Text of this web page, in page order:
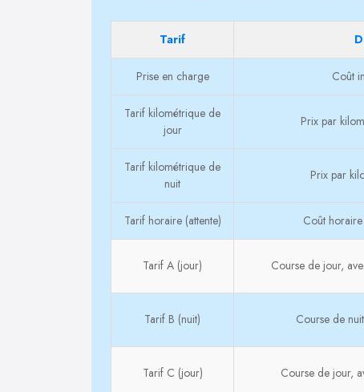
Tarif
Prise en charge Coût
Tarif kilométrique de
jour
Prix par
Tarif kilométrique de
nuit
Prix par
Tarif horaire (attente) Coût
Tarif A (jour) Course de jour,
Tarif B (nuit) Course de
Tarif C (jour) Course de jour,